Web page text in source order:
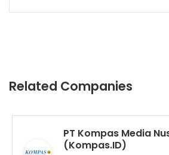
Related Companies
PT Kompas Media
(Kompas.ID)